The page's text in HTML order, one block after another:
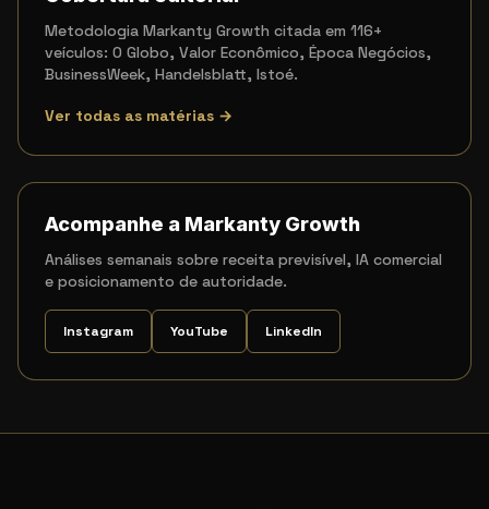
Metodologia Markanty Growth citada em 116+
veículos: O Globo, Valor Econômico, Época Negócios,
BusinessWeek, Handelsblatt, Istoé.
Ver todas as matérias →
Acompanhe a Markanty Growth
Análises semanais sobre receita previsível, IA comercial
e posicionamento de autoridade.
Instagram YouTube LinkedIn